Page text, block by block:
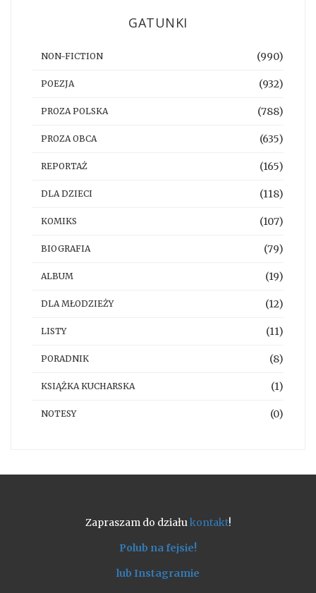
GATUNKI
NON-FICTION (990)
POEZJA (932)
PROZA POLSKA (788)
PROZA OBCA (635)
REPORTAŻ (165)
DLA DZIECI (118)
KOMIKS (107)
BIOGRAFIA (79)
ALBUM (19)
DLA MŁODZIEŻY (12)
LISTY (11)
PORADNIK (8)
KSIĄŻKA KUCHARSKA (1)
NOTESY (0)
Zapraszam do działukontakt!
Polub na fejsie!
lub Instagramie